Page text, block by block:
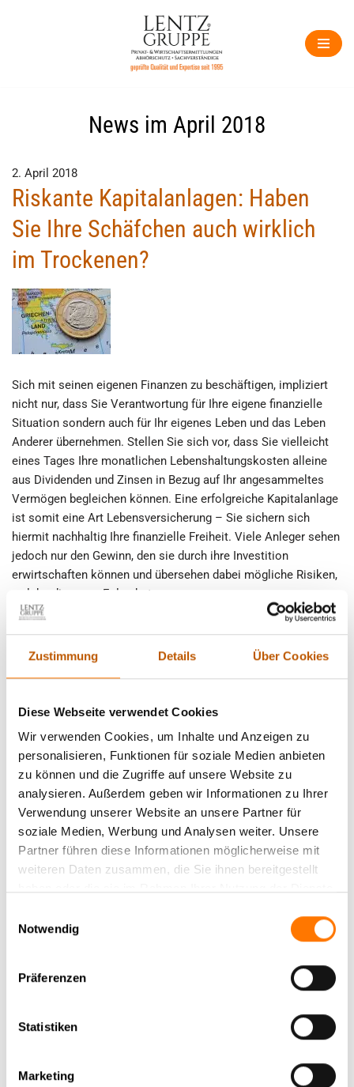
Zustimmung Details Über Cookies
Diese Webseite verwendet Cookies
Wir verwenden Cookies, um Inhalte und Anzeigen zu
personalisieren, Funktionen für soziale Medien anbieten
zu können und die Zugriffe auf unsere Website zu
analysieren. Außerdem geben wir Informationen zu Ihrer
Verwendung unserer Website an unsere Partner für
soziale Medien, Werbung und Analysen weiter. Unsere
Partner führen diese Informationen möglicherweise mit
weiteren Daten zusammen, die Sie ihnen bereitgestellt
Notwendig
Präferenzen
Statistiken
Marketing
News im April 2018
2. April 2018
Riskante Kapitalanlagen: Haben
Sie Ihre Schäfchen auch wirklich
im Trockenen?
Sich mit seinen eigenen Finanzen zu beschäftigen, impliziert
nicht nur, dass Sie Verantwortung für Ihre eigene finanzielle
Situation sondern auch für Ihr eigenes Leben und das Leben
Anderer übernehmen. Stellen Sie sich vor, dass Sie vielleicht
eines Tages Ihre monatlichen Lebenshaltungskosten alleine
aus Dividenden und Zinsen in Bezug auf Ihr angesammeltes
Vermögen begleichen können. Eine erfolgreiche Kapitalanlage
ist somit eine Art Lebensversicherung – Sie sichern sich
hiermit nachhaltig Ihre finanzielle Freiheit. Viele Anleger sehen
jedoch nur den Gewinn, den sie durch ihre Investition
erwirtschaften können und übersehen dabei mögliche Risiken,
welche diese zur Folge hat.
Wirtschaftsspionage bedroht
Innovationsstandorte in
Deutschland
Spionageabwehr ist prinzipiell eine hoheitliche Aufgabe,
sprich: Der Verfassungsschutz ist in der Pflicht. Dieser handelt
Ausländische Nachrichtendienste suchen Informationen aus
Unternehmen ein, suchen Kontakt in sozialen Medien und
Personen ausgenutzt